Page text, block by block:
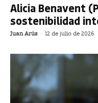
Alicia Benavent
sostenibilidad
Juan Arús - 12 de julio de 2026